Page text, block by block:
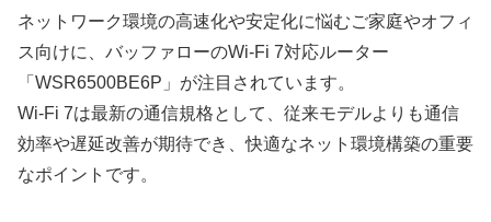
ネットワーク環境の高速化や安定化に悩むご家庭やオフィ
ス向けに、バッファローのWi-Fi 7対応ルーター
「WSR6500BE6P」が注目されています。
Wi-Fi 7は最新の通信規格として、従来モデルよりも通信
効率や遅延改善が期待でき、快適なネット環境構築の重要
なポイントです。